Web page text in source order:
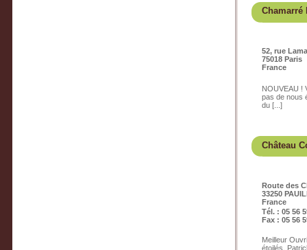
Chamarré
52, rue
75018 Paris
France
NOUVEAU !
pas de nous
du [...]
Château
Route des
33250
France
Tél. : 05 56
Fax : 05 56
Meilleur
étoilés,